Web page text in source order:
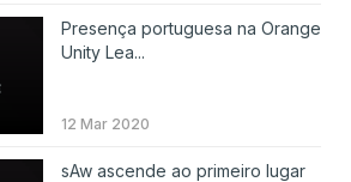
Presença portuguesa na Orange
Unity Lea...
12 Mar 2020
sAw ascende ao primeiro lugar